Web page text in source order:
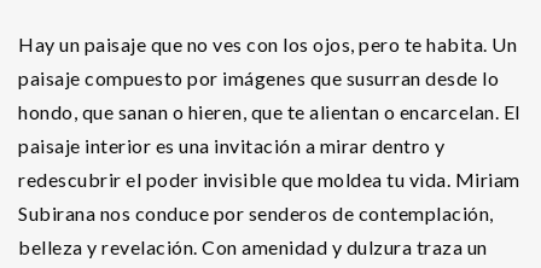
Hay un paisaje que no ves con los ojos, pero te habita. Un
paisaje compuesto por imágenes que susurran desde lo
hondo, que sanan o hieren, que te alientan o encarcelan. El
paisaje interior es una invitación a mirar dentro y
redescubrir el poder invisible que moldea tu vida. Miriam
Subirana nos conduce por senderos de contemplación,
belleza y revelación. Con amenidad y dulzura traza un